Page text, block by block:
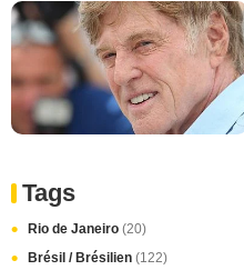
Tags
Rio de Janeiro (20)
Brésil / Brésilien (122)